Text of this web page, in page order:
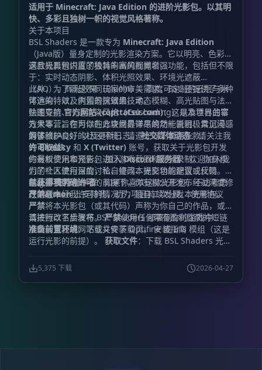
适用于 Minecraft: Java Edition 的进阶光影包。以其明
快、多彩且独树一帜的视觉风格著称。
关于本项目
BSL Shaders 是一款专为 Minecraft: Java Edition
（Java版）量身定制的光影渲染方案。它以明亮、色彩饱
满且极具辨识度的独特的画风而闻名。
这款光影包内置了极其丰富的视觉增强功能，包括但不限
于：实时动态阴影、体积光照效果、环境光遮蔽
（AO）、辉光效果（Bloom）、高度可定制的云层与水
体渲染，以及内置的抗锯齿技术。
此外，为了满足不同玩家的审美需求，BSL 还提供了多种
可选的特效，例如景深效果、动态模糊、高光贴图与法线
贴图支持、卡通渲染风格（Celshading）以及世界曲率
效果等，旨在为你的方块世界带来焕然一新且极具沉浸感
的体验。
快速导航官方网站 (capttatsu.com)：这是本项目的官
方大本营。你可以在此查阅最详尽的功能说明、常见问题
解答（FAQs）以及更新日志。社交媒体动态：请关注我
的Bluesky 和 X (Twitter) 账号，获取关于光影包开发
的最新资讯和预告。加入 Discord 服务器：欢迎加入我
们的社区进行深度讨论、提问、提交功能建议或反馈
Bug。支持创作者：如果你喜欢这款光影包，不妨考虑
在Patreon 上支持我，助力项目持续发展。 使用协议
为了维护良好的社区环境，请遵守以下使用条款：
许可权益：
你有权使用本光影包进行游戏截图和视频录制。 你有权
为了个人使用目的，私自修改本光影包的配置或代码。
在获得我明确许可的前提下，你有权公开发布经过深度修
改的版本。
禁止事项：
严禁在未经我许可的情况下，擅自二次分发本光影包。
严禁将本光影包（或其代码）声称为你自己的作品，或对
其进行改名后发布。严禁使用任何带有盈利性质的短链
接跳转至我的网站或文件下载页。 安装指南
请按照以下步骤将 BSL Shaders 部署到你的游戏中：
准备前置环境：下载并安装 Optifine 或 Iris 模组（这是
运行光影的前提）。 获取文件：下载 BSL Shaders 光影
.minecraft\shaderpacks
文件夹中（无需解压）。
启动游戏
：运行 Minecraft 启动器并进入游戏。
5,375 下载 2026-04-27